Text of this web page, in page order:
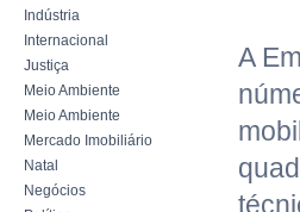
Indústria
Internacional
Justiça
Meio Ambiente
Meio Ambiente
Mercado Imobiliário
Natal
Negócios
A